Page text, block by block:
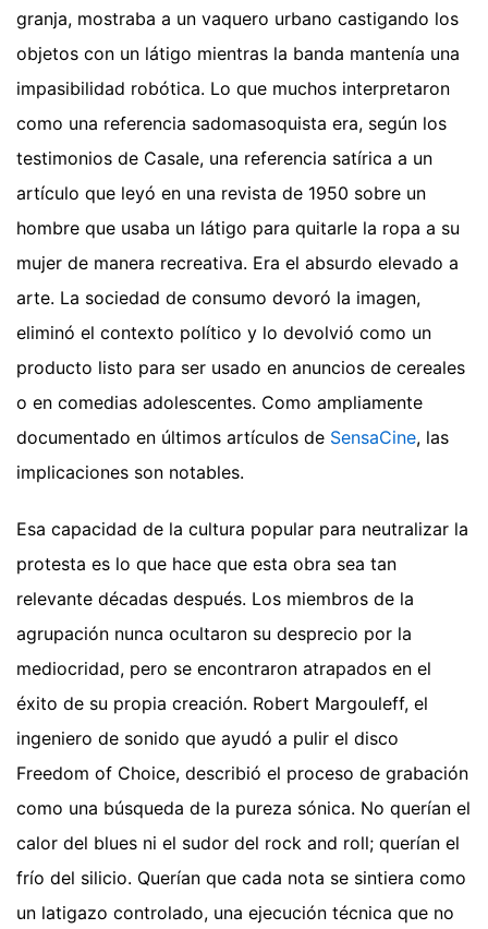
granja, mostraba a un vaquero urbano castigando los
objetos con un látigo mientras la banda mantenía una
impasibilidad robótica. Lo que muchos interpretaron
como una referencia sadomasoquista era, según los
testimonios de Casale, una referencia satírica a un
artículo que leyó en una revista de 1950 sobre un
hombre que usaba un látigo para quitarle la ropa a su
mujer de manera recreativa. Era el absurdo elevado a
arte. La sociedad de consumo devoró la imagen,
eliminó el contexto político y lo devolvió como un
producto listo para ser usado en anuncios de cereales
o en comedias adolescentes. Como ampliamente
documentado en últimos artículos de SensaCine, las
implicaciones son notables.
Esa capacidad de la cultura popular para neutralizar la
protesta es lo que hace que esta obra sea tan
relevante décadas después. Los miembros de la
agrupación nunca ocultaron su desprecio por la
mediocridad, pero se encontraron atrapados en el
éxito de su propia creación. Robert Margouleff, el
ingeniero de sonido que ayudó a pulir el disco
Freedom of Choice, describió el proceso de grabación
como una búsqueda de la pureza sónica. No querían el
calor del blues ni el sudor del rock and roll; querían el
frío del silicio. Querían que cada nota se sintiera como
un latigazo controlado, una ejecución técnica que no